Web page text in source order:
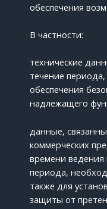
обеспечения
В частности:
технические
течение
обеспечения
надлежащего
данные,
коммерческих
времени ведения
периода,
также для
защиты от